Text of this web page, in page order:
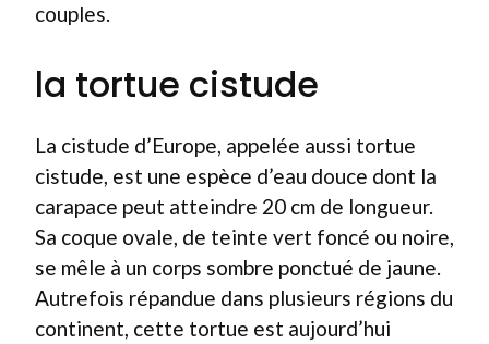
couples.
la tortue cistude
La cistude d’Europe, appelée aussi tortue
cistude, est une espèce d’eau douce dont la
carapace peut atteindre 20 cm de longueur.
Sa coque ovale, de teinte vert foncé ou noire,
se mêle à un corps sombre ponctué de jaune.
Autrefois répandue dans plusieurs régions du
continent, cette tortue est aujourd’hui